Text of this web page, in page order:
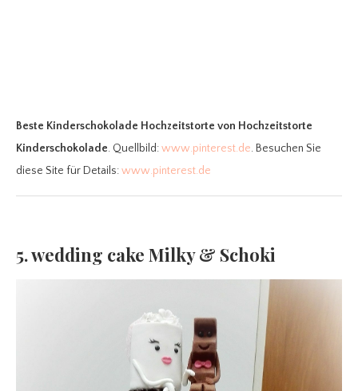
Beste Kinderschokolade Hochzeitstorte von Hochzeitstorte
Kinderschokolade. Quellbild:www.pinterest.de. Besuchen Sie
diese Site für Details:www.pinterest.de
5. wedding cake Milky & Schoki